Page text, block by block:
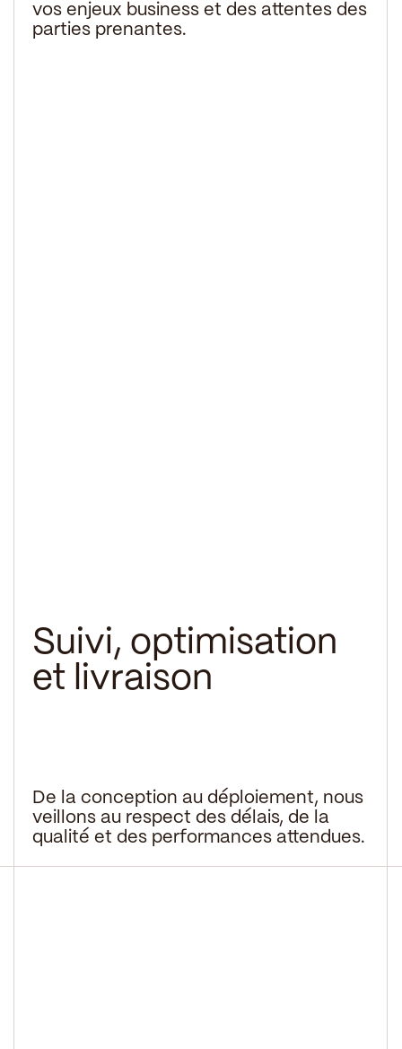
vos enjeux business et des attentes des
parties prenantes.
Suivi, optimisation
et livraison
De la conception au déploiement, nous
veillons au respect des délais, de la
qualité et des performances attendues.